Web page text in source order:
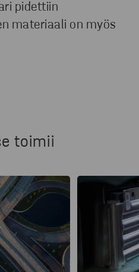
pidettiin
materiaali on myös
toimii